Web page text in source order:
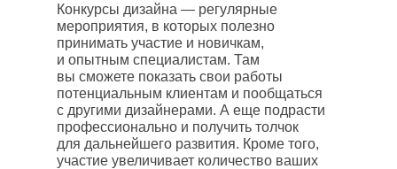
Конкурсы дизайна — регулярные
мероприятия, в которых полезно
принимать участие и новичкам,
и опытным специалистам. Там
вы сможете показать свои работы
потенциальным клиентам и пообщаться
с другими дизайнерами. А еще подрасти
профессионально и получить толчок
для дальнейшего развития. Кроме того,
участие увеличивает количество ваших